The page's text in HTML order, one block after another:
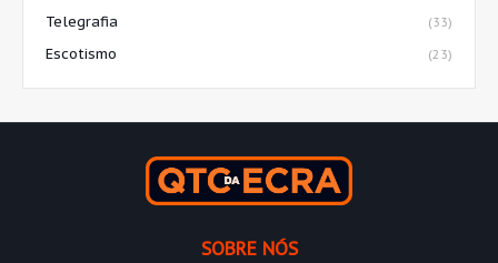
Telegrafia (33)
Escotismo (23)
SOBRE NÓS